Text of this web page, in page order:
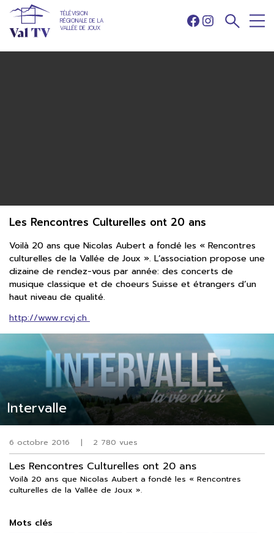
TÉLÉVISION
RÉGIONALE DE LA
VALLÉE DE JOUX
Facebook
Instagram
Intervalle
6 octobre 2016 | 2 780 vues
Les Rencontres Culturelles ont 20 ans
Voilà 20 ans que Nicolas Aubert a fondé les « Rencontres
culturelles de la Vallée de Joux ».
Mots clés
Les Rencontres Culturelles ont 20 ans
Voilà 20 ans que Nicolas Aubert a fondé les « Rencontres
culturelles de la Vallée de Joux ». L’association propose une
dizaine de rendez-vous par année: des concerts de
musique classique et de choeurs Suisse et étrangers d’un
haut niveau de qualité.
http://www.rcvj.ch